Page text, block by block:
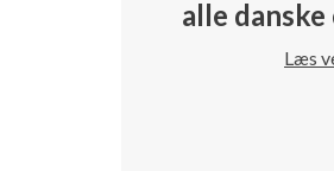
alle
Læs